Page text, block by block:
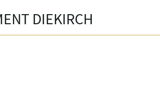
DIEKIRCH